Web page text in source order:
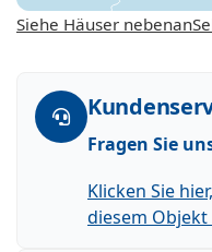
Siehe Häuser nebenan
Fragen Sie
Klicken Sie
diesem Objekt